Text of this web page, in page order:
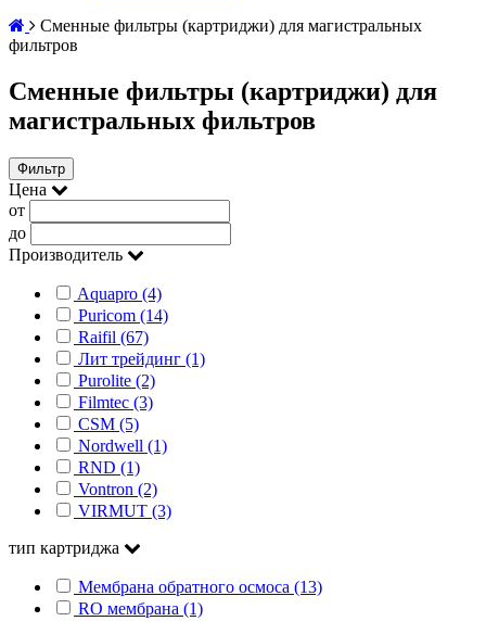
Сменные фильтры (картриджи) для магистральных
фильтров
Сменные фильтры (картриджи) для
магистральных фильтров
Фильтр
Цена
от
до
Производитель
Aquapro (4)
Puricom (14)
Raifil (67)
Лит трейдинг (1)
Purolite (2)
Filmtec (3)
CSM (5)
Nordwell (1)
RND (1)
Vontron (2)
VIRMUT (3)
тип картриджа
Мембрана обратного осмоса (13)
RO мембрана (1)